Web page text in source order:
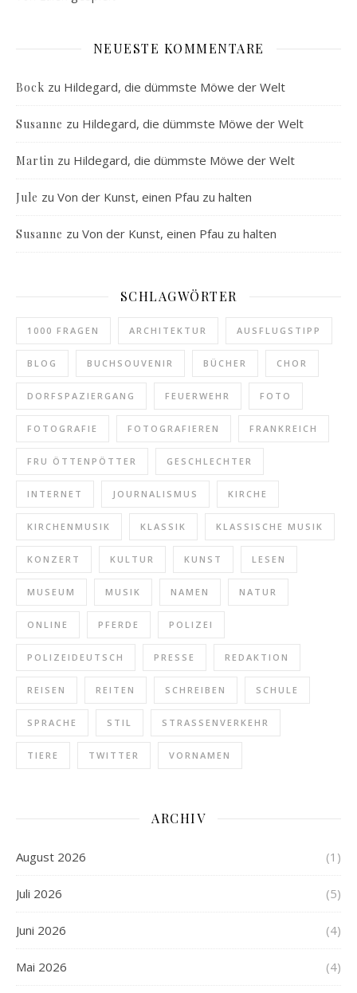
NEUESTE KOMMENTARE
Bock zu Hildegard, die dümmste Möwe der Welt
Susanne zu Hildegard, die dümmste Möwe der Welt
Martin zu Hildegard, die dümmste Möwe der Welt
Jule zu Von der Kunst, einen Pfau zu halten
Susanne zu Von der Kunst, einen Pfau zu halten
SCHLAGWÖRTER
1000 FRAGEN ARCHITEKTUR AUSFLUGSTIPP
BLOG BUCHSOUVENIR BÜCHER CHOR
DORFSPAZIERGANG FEUERWEHR FOTO
FOTOGRAFIE FOTOGRAFIEREN FRANKREICH
FRU ÖTTENPÖTTER GESCHLECHTER
INTERNET JOURNALISMUS KIRCHE
KIRCHENMUSIK KLASSIK KLASSISCHE MUSIK
KONZERT KULTUR KUNST LESEN
MUSEUM MUSIK NAMEN NATUR
ONLINE PFERDE POLIZEI
POLIZEIDEUTSCH PRESSE REDAKTION
REISEN REITEN SCHREIBEN SCHULE
SPRACHE STIL STRASSENVERKEHR
TIERE TWITTER VORNAMEN
ARCHIV
August 2026 (1)
Juli 2026 (5)
Juni 2026 (4)
Mai 2026 (4)